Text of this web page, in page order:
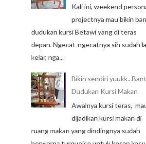
Kali ini, weekend
projectnya mau bikin
dudukan kursi Betawi yang di teras
depan. Ngecat-ngecatnya sih sudah
kelar, nga...
Bikin sendiri
Dudukan Kursi Makan
Awalnya kursi teras,
dijadikan kursi makan di
ruang makan yang dindingnya sudah